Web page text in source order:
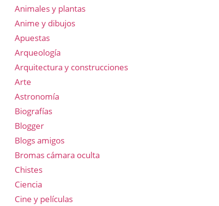
Animales y plantas
Anime y dibujos
Apuestas
Arqueología
Arquitectura y construcciones
Arte
Astronomía
Biografías
Blogger
Blogs amigos
Bromas cámara oculta
Chistes
Ciencia
Cine y películas